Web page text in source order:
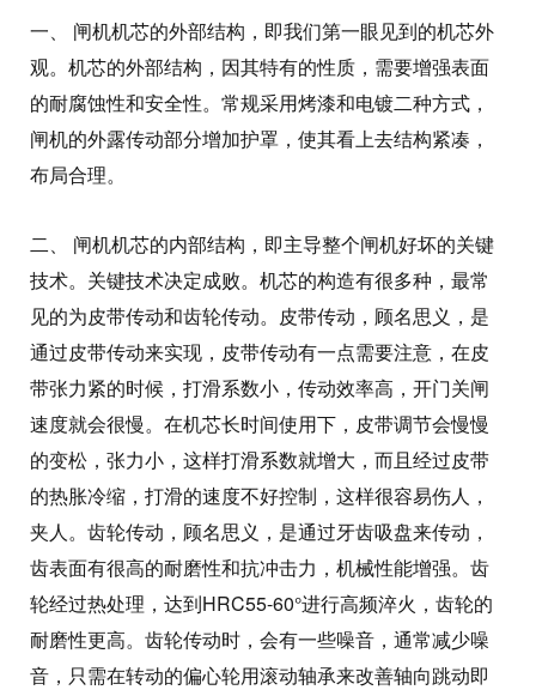
一、 闸机机芯的外部结构，即我们第一眼见到的机芯外
观。机芯的外部结构，因其特有的性质，需要增强表面
的耐腐蚀性和安全性。常规采用烤漆和电镀二种方式，
闸机的外露传动部分增加护罩，使其看上去结构紧凑，
布局合理。
二、 闸机机芯的内部结构，即主导整个闸机好坏的关键
技术。关键技术决定成败。机芯的构造有很多种，最常
见的为皮带传动和齿轮传动。皮带传动，顾名思义，是
通过皮带传动来实现，皮带传动有一点需要注意，在皮
带张力紧的时候，打滑系数小，传动效率高，开门关闸
速度就会很慢。在机芯长时间使用下，皮带调节会慢慢
的变松，张力小，这样打滑系数就增大，而且经过皮带
的热胀冷缩，打滑的速度不好控制，这样很容易伤人，
夹人。齿轮传动，顾名思义，是通过牙齿吸盘来传动，
齿表面有很高的耐磨性和抗冲击力，机械性能增强。齿
轮经过热处理，达到HRC55-60°进行高频淬火，齿轮的
耐磨性更高。齿轮传动时，会有一些噪音，通常减少噪
音，只需在转动的偏心轮用滚动轴承来改善轴向跳动即